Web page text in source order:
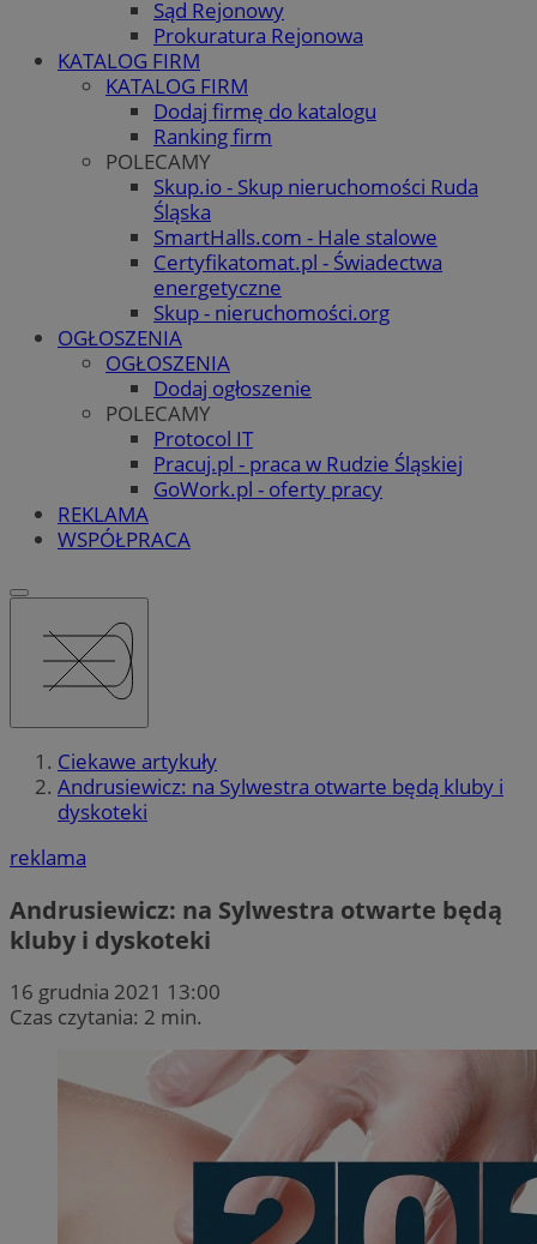
Sąd Rejonowy
Prokuratura Rejonowa
KATALOG FIRM
KATALOG FIRM
Dodaj firmę do katalogu
Ranking firm
POLECAMY
Skup.io - Skup nieruchomości Ruda
Śląska
SmartHalls.com - Hale stalowe
Certyfikatomat.pl - Świadectwa
energetyczne
Skup - nieruchomości.org
OGŁOSZENIA
OGŁOSZENIA
Dodaj ogłoszenie
POLECAMY
Protocol IT
Pracuj.pl - praca w Rudzie Śląskiej
GoWork.pl - oferty pracy
REKLAMA
WSPÓŁPRACA
Ciekawe artykuły
Andrusiewicz: na Sylwestra otwarte będą kluby i
dyskoteki
reklama
Andrusiewicz: na Sylwestra otwarte będą
kluby i dyskoteki
16 grudnia 2021 13:00
Czas czytania: 2 min.